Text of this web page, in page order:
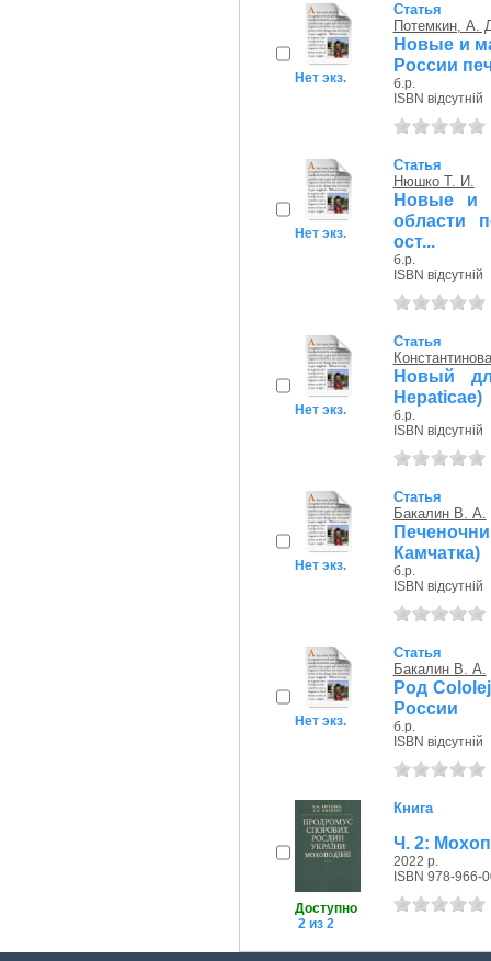
Нет экз.
Статья
Потемкин, А.
Новые и
России
б.р.
ISBN відсутній
Нет экз.
Статья
Нюшко Т. И.
Новые и
области
ост...
б.р.
ISBN відсутній
Нет экз.
Статья
Новый
Hepaticae)
б.р.
ISBN відсутній
Нет экз.
Статья
Бакалин В. А.
Камчатка)
б.р.
ISBN відсутній
Нет экз.
Статья
Бакалин В. А.
Род
России
б.р.
ISBN відсутній
Доступно
2 из 2
Книга
Ч. 2:
2022 р.
ISBN 978-966-